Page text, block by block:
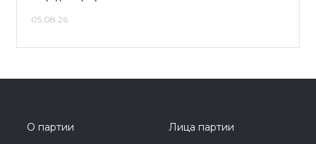
05.08.26
О партии
Лица партии